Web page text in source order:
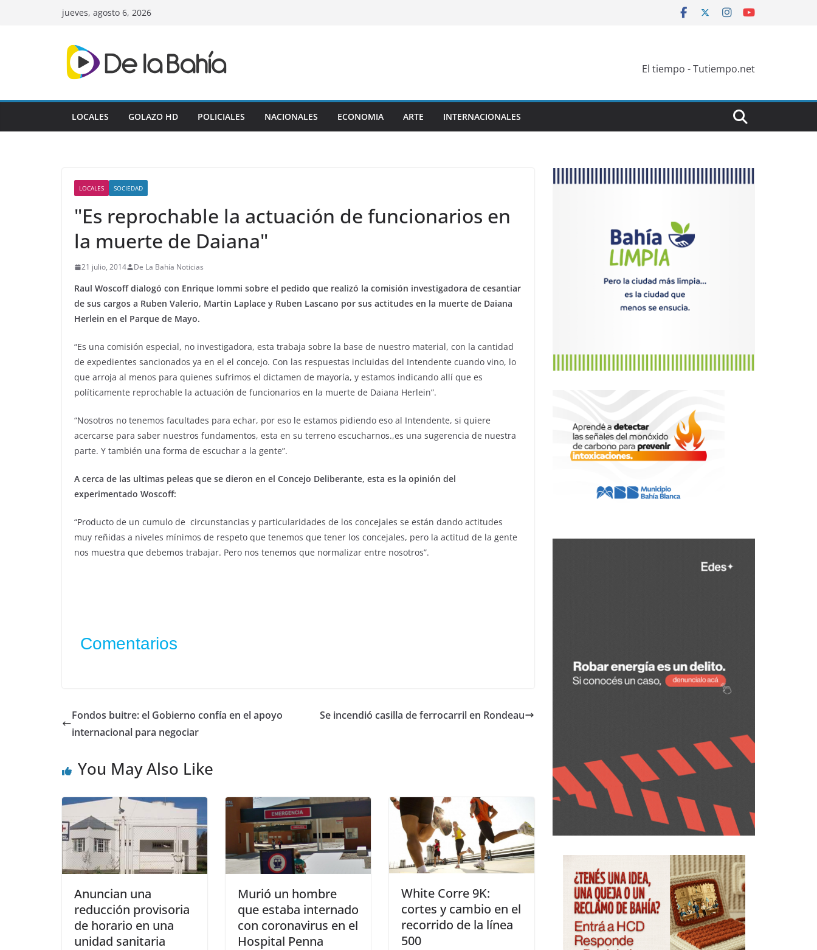
jueves, agosto 6, 2026
El tiempo - Tutiempo.net
LOCALES GOLAZO HD POLICIALES NACIONALES ECONOMIA ARTE INTERNACIONALES
LOCALES SOCIEDAD
"Es reprochable la actuación de funcionarios en
la muerte de Daiana"
21 julio, 2014 De La Bahía Noticias
Raul Woscoff dialogó con Enrique Iommi sobre el pedido que realizó la comisión investigadora de cesantiar
de sus cargos a Ruben Valerio, Martin Laplace y Ruben Lascano por sus actitudes en la muerte de Daiana
Herlein en el Parque de Mayo.
“Es una comisión especial, no investigadora, esta trabaja sobre la base de nuestro material, con la cantidad
de expedientes sancionados ya en el el concejo. Con las respuestas incluidas del Intendente cuando vino, lo
que arroja al menos para quienes sufrimos el dictamen de mayoría, y estamos indicando allí que es
políticamente reprochable la actuación de funcionarios en la muerte de Daiana Herlein”.
“Nosotros no tenemos facultades para echar, por eso le estamos pidiendo eso al Intendente, si quiere
acercarse para saber nuestros fundamentos, esta en su terreno escucharnos.,es una sugerencia de nuestra
parte. Y también una forma de escuchar a la gente”.
A cerca de las ultimas peleas que se dieron en el Concejo Deliberante, esta es la opinión del
experimentado Woscoff:
“Producto de un cumulo de circunstancias y particularidades de los concejales se están dando actitudes
muy reñidas a niveles mínimos de respeto que tenemos que tener los concejales, pero la actitud de la gente
nos muestra que debemos trabajar. Pero nos tenemos que normalizar entre nosotros”.
Comentarios
Fondos buitre: el Gobierno confía en el apoyo
internacional para negociar
Se incendió casilla de ferrocarril en Rondeau
You May Also Like
Anuncian una
reducción provisoria
de horario en una
unidad sanitaria
Murió un hombre
que estaba internado
con coronavirus en el
Hospital Penna
White Corre 9K:
cortes y cambio en el
recorrido de la línea
500